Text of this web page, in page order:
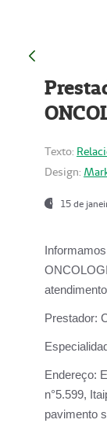
Texto:
Design:
15 de
Prestador:
Endereço:
n°5.599,
pavimento